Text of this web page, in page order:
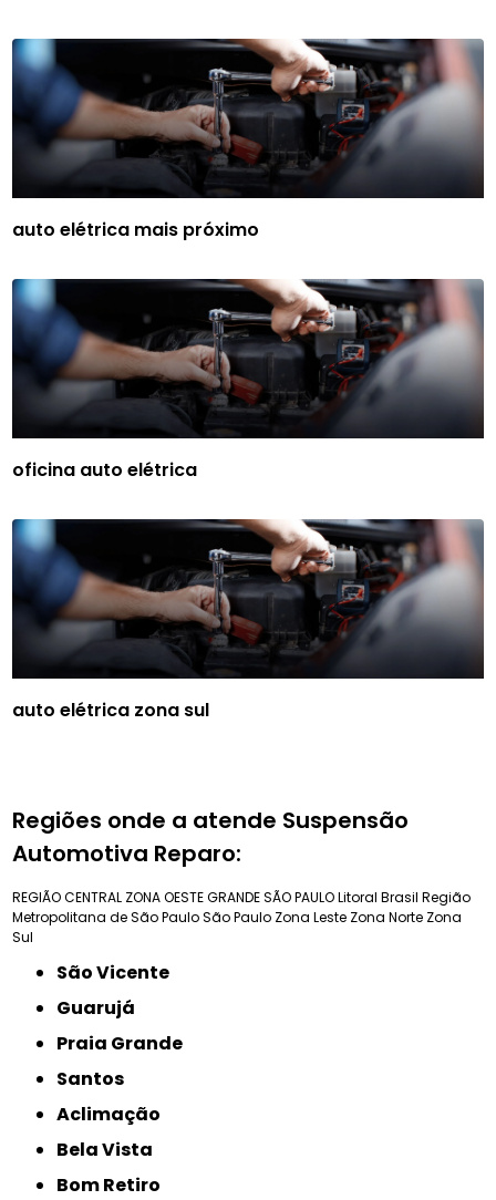
auto elétrica mais próximo
oficina auto elétrica
auto elétrica zona sul
Regiões onde a atende Suspensão
Automotiva Reparo:
REGIÃO CENTRAL ZONA OESTEGRANDE SÃO PAULOLitoral Brasil Região
Metropolitana de São PauloSão Paulo Zona Leste Zona Norte Zona
Sul
São Vicente
Guarujá
Praia Grande
Santos
Aclimação
Bela Vista
Bom Retiro